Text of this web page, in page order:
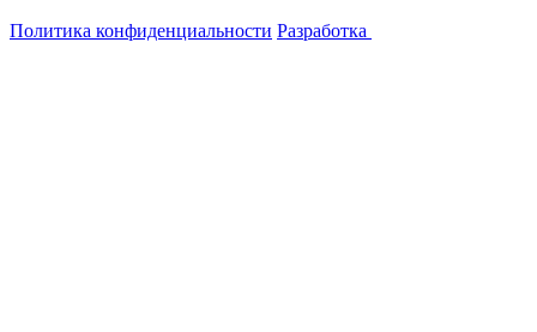
Политика конфиденциальности Разработка